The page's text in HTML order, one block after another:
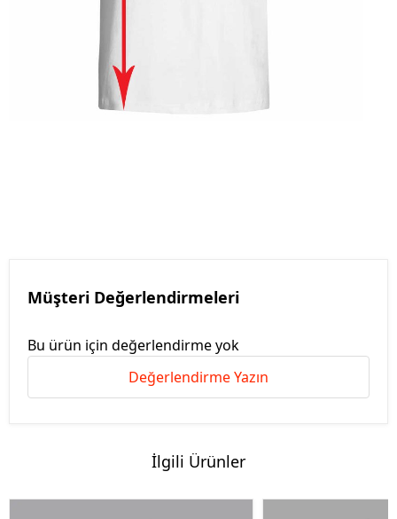
Müşteri Değerlendirmeleri
Bu ürün için değerlendirme yok
Değerlendirme Yazın
İlgili Ürünler